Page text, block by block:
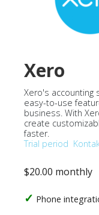
Xero
Xero's accounting
easy-to-use
business. With
create
faster.
Trial period
$20.00 monthly
Phone